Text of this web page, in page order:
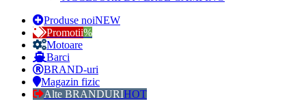
Produse noiNEW
Promotii%
Motoare
Barci
BRAND-uri
Magazin fizic
Alte BRANDURIHOT